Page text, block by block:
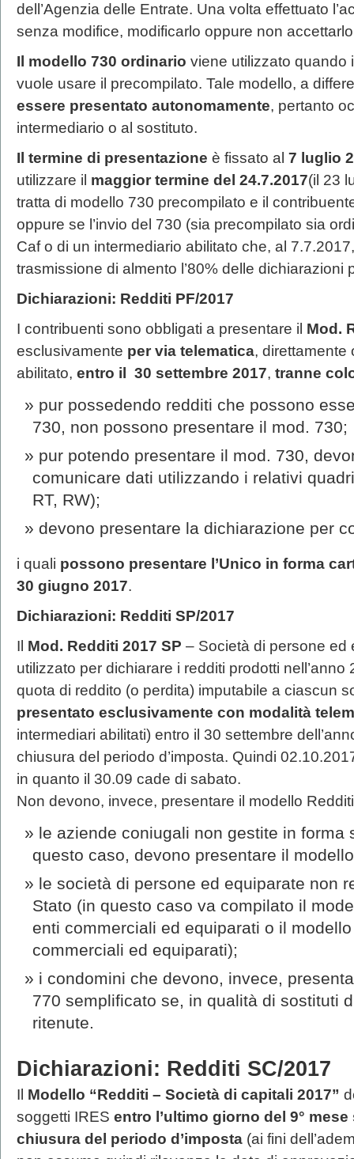
dell’Agenzia delle Entrate. Una volta effettuato
senza modifice, modificarlo oppure non
Il modello 730 ordinario viene utilizzato quando
vuole usare il precompilato. Tale modello, a
essere presentato autonomamente, pertanto
intermediario o al sostituto.
Il termine di presentazione è fissato al 7 luglio
utilizzare il maggior termine del 24.7.2017(il 23
tratta di modello 730 precompilato e il
oppure se l’invio del 730 (sia precompilato sia
Caf o di un intermediario abilitato che, al
trasmissione di almento l’80% delle dichiarazioni
Dichiarazioni: Redditi PF/2017
I contribuenti sono obbligati a presentare il Mod.
esclusivamente per via telematica, direttamente
abilitato, entro il 30 settembre 2017, tranne
pur possedendo redditi che possono
730, non possono presentare il mod. 730;
pur potendo presentare il mod. 730,
comunicare dati utilizzando i relativi
RT, RW);
devono presentare la dichiarazione per
i quali possono presentare l’Unico in forma
30 giugno 2017.
Dichiarazioni: Redditi SP/2017
Il Mod. Redditi 2017 SP – Società di persone ed
utilizzato per dichiarare i redditi prodotti
quota di reddito (o perdita) imputabile a ciascun
presentato esclusivamente con modalità
intermediari abilitati) entro il 30 settembre
chiusura del periodo d’imposta. Quindi
in quanto il 30.09 cade di sabato.
Non devono, invece, presentare il modello
le aziende coniugali non gestite in forma
questo caso, devono presentare il
le società di persone ed equiparate non
Stato (in questo caso va compilato il
enti commerciali ed equiparati o il
commerciali ed equiparati);
i condomini che devono, invece,
770 semplificato se, in qualità di sostituti
ritenute.
Dichiarazioni: Redditi SC/2017
Il Modello “Redditi – Società di capitali 2017”
soggetti IRES entro l’ultimo giorno del 9°
chiusura del periodo d’imposta (ai fini